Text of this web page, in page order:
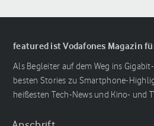
featured ist Vodafones Magazin
Als Begleiter auf dem Weg ins
besten Stories zu Smartphone-
heißesten Tech-News und Kino- und